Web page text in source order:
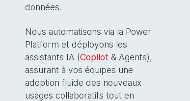
données.
Nous automatisons via la Power
Platform et déployons les
assistants IA (Copilot & Agents),
assurant à vos équipes une
adoption fluide des nouveaux
usages collaboratifs tout en